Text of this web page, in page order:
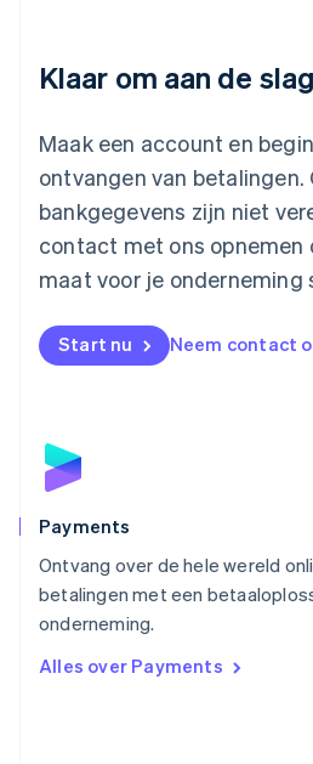
Klaar om aan de
Maak een account en
ontvangen van
bankgegevens zijn niet
contact met ons opnemen
maat voor je onderneming
Start nu Neem contact
Payments
Ontvang over de hele wereld
betalingen met een
onderneming.
Alles over Payments
FrançaisDeutschEnglish
English
Malta
English
Mexico
Nederland
NederlandsEnglish
English
Noorwegen
Polen
English
Português
English
Singapore
English简体中文
EnglishItaliano